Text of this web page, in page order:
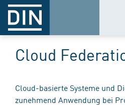
Cloud
Cloud-basierte Systeme und
zunehmend Anwendung bei